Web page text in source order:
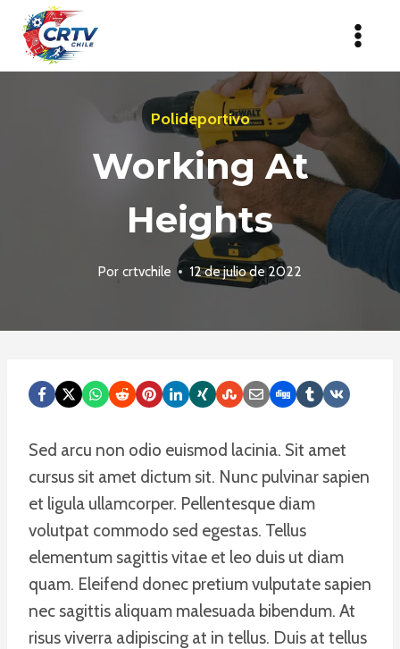
Saltar
contenido
Polideportivo
Working At
Heights
Por crtvchile 12 de julio de 2022
Sed arcu non odio euismod lacinia. Sit amet
cursus sit amet dictum sit. Nunc pulvinar sapien
et ligula ullamcorper. Pellentesque diam
volutpat commodo sed egestas. Tellus
elementum sagittis vitae et leo duis ut diam
quam. Eleifend donec pretium vulputate sapien
nec sagittis aliquam malesuada bibendum. At
risus viverra adipiscing at in tellus. Duis at tellus